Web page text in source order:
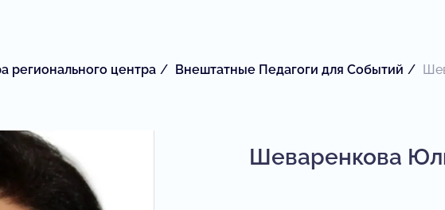
регионального центра Внештатные Педагоги для Событий
Шеваренкова